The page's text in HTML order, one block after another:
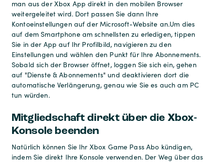
man aus der Xbox App direkt in den mobilen Browser
weitergeleitet wird. Dort passen Sie dann Ihre
Kontoeinstellungen auf der Microsoft-Website an.Um dies
auf dem Smartphone am schnellsten zu erledigen, tippen
Sie in der App auf Ihr Profilbild, navigieren zu den
Einstellungen und wählen den Punkt für Ihre Abonnements.
Sobald sich der Browser öffnet, loggen Sie sich ein, gehen
auf "Dienste & Abonnements" und deaktivieren dort die
automatische Verlängerung, genau wie Sie es auch am PC
tun würden.
Mitgliedschaft direkt über die Xbox-
Konsole beenden
Natürlich können Sie Ihr Xbox Game Pass Abo kündigen,
indem Sie direkt Ihre Konsole verwenden. Der Weg über das